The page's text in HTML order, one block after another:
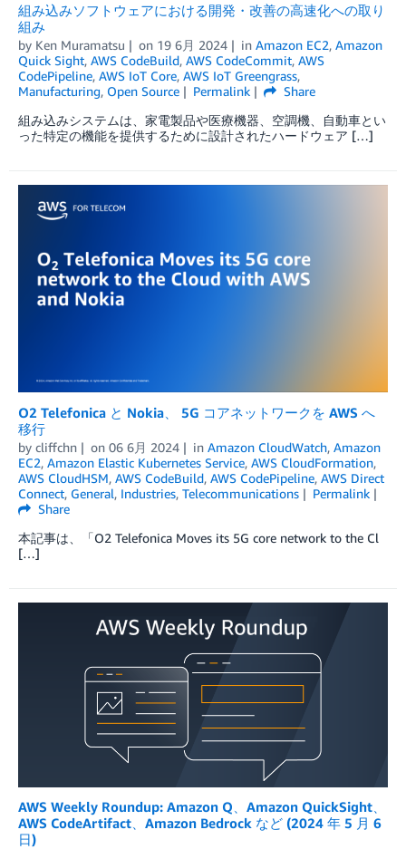
組み込みソフトウェアにおける開発・改善の高速化への取り
組み
by Ken Muramatsu on 19 6月 2024 in Amazon EC2, Amazon
Quick Sight, AWS CodeBuild, AWS CodeCommit, AWS
CodePipeline, AWS IoT Core, AWS IoT Greengrass,
Manufacturing, Open Source Permalink
Share
組み込みシステムは、家電製品や医療機器、空調機、自動車とい
った特定の機能を提供するために設計されたハードウェア […]
O2 Telefonica と Nokia、 5G コアネットワークを AWS へ
移行
by cliffchn on 06 6月 2024 in Amazon CloudWatch, Amazon
EC2, Amazon Elastic Kubernetes Service, AWS CloudFormation,
AWS CloudHSM, AWS CodeBuild, AWS CodePipeline, AWS Direct
Connect, General, Industries, Telecommunications
Permalink
Share
本記事は、「O2 Telefonica Moves its 5G core network to the Cl
[…]
AWS Weekly Roundup: Amazon Q、Amazon QuickSight、
AWS CodeArtifact、Amazon Bedrock など (2024 年 5 月 6
日)